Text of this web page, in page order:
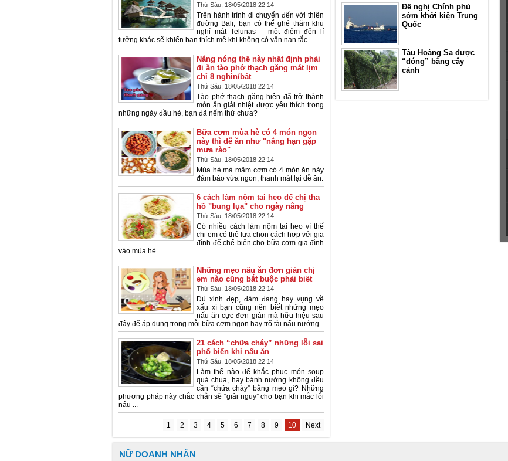
Thứ Sáu, 18/05/2018 22:14
Trên hành trình di chuyển đến với thiên
đường Bali, bạn có thể ghé thăm khu
nghỉ mát Telunas – một điểm đến lí
tưởng khác sẽ khiến bạn thích mê khi không có vấn nạn tắc ...
Nắng nóng thế này nhất định phải
đi ăn tào phớ thạch găng mát lịm
chỉ 8 nghìn/bát
Thứ Sáu, 18/05/2018 22:14
Tào phớ thạch găng hiện đã trở thành
món ăn giải nhiệt được yêu thích trong
những ngày đầu hè, bạn đã nếm thử chưa?
Bữa cơm mùa hè có 4 món ngon
này thì dễ ăn như "nắng hạn gặp
mưa rào"
Thứ Sáu, 18/05/2018 22:14
Mùa hè mà mâm cơm có 4 món ăn này
đảm bảo vừa ngon, thanh mát lại dễ ăn.
6 cách làm nộm tai heo để chị tha
hồ "bung lụa" cho ngày nắng
Thứ Sáu, 18/05/2018 22:14
Có nhiều cách làm nộm tai heo vì thế
chị em có thể lựa chọn cách hợp với gia
đình để chế biến cho bữa cơm gia đình
vào mùa hè.
Những mẹo nấu ăn đơn giản chị
em nào cũng bắt buộc phải biết
Thứ Sáu, 18/05/2018 22:14
Dù xinh đẹp, đảm đang hay vụng về
xấu xí bạn cũng nên biết những mẹo
nấu ăn cực đơn giản mà hữu hiệu sau
đây để áp dụng trong mỗi bữa cơm ngon hay trổ tài nấu nướng.
21 cách “chữa cháy” những lỗi sai
phổ biến khi nấu ăn
Thứ Sáu, 18/05/2018 22:14
Làm thế nào để khắc phục món soup
quá chua, hay bánh nướng không đều
cần “chữa cháy” bằng mẹo gì? Những
phương pháp này chắc chắn sẽ “giải nguy” cho bạn khi mắc lỗi
nấu ...
1 2 3 4 5 6 7 8 9 10 Next
Đề nghị Chính phủ
sớm khởi kiện Trung
Quốc
Tàu Hoàng Sa được
“đóng” bằng cây
cảnh
NỮ DOANH NHÂN